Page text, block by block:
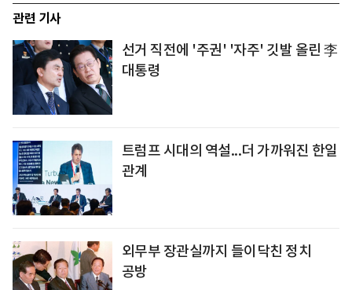
관련 기사
선거 직전에 '주권' '자주' 깃발 올린 李
대통령
트럼프 시대의 역설...더 가까워진 한일
관계
외무부 장관실까지 들이닥친 정치
공방